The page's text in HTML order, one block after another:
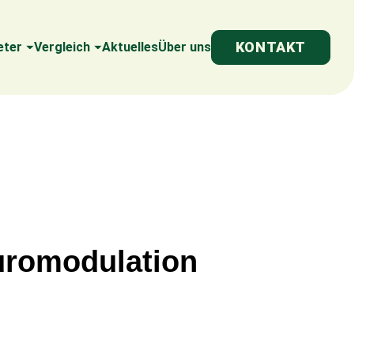
Vergleich AktuellesÜber uns KONTAKT